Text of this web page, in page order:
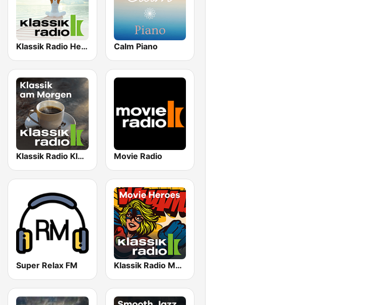
Klassik Radio Healing Spirit Calm Piano
Klassik Radio Klassik am Morgen Movie Radio
Super Relax FM Klassik Radio Movie Heroes